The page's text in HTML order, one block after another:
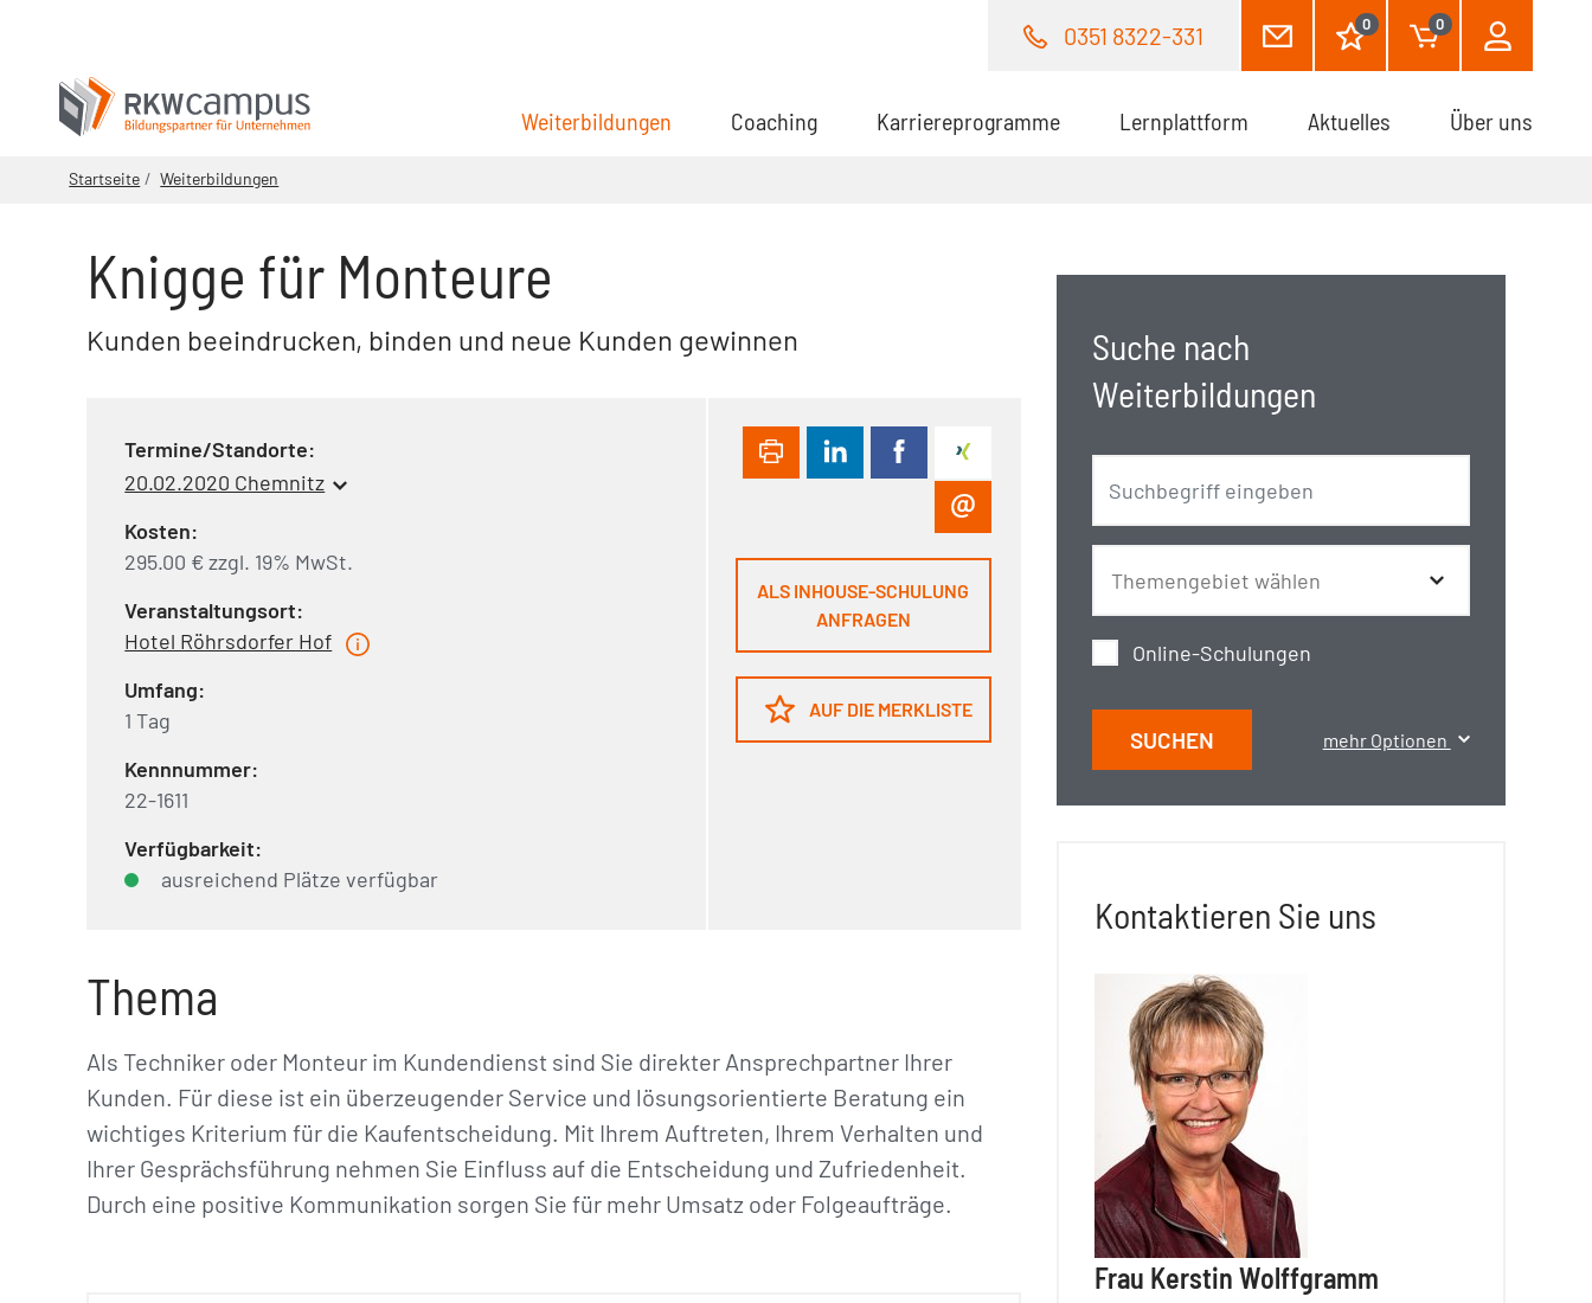
0351 8322-331 0 0
Weiterbildungen (aktuell)Coaching Karriereprogramme Lernplattform Aktuelles Über uns
Startseite Weiterbildungen
Knigge für Monteure
Kunden beeindrucken, binden und neue Kunden gewinnen
Termine/Standorte:
20.02.2020 Chemnitz
Kosten:
295.00 € zzgl. 19% MwSt.
Veranstaltungsort:
Hotel Röhrsdorfer Hof
Umfang:
1 Tag
Kennnummer:
22-1611
Verfügbarkeit:
ausreichend Plätze verfügbar
ALS INHOUSE-SCHULUNG
ANFRAGEN
AUF DIE MERKLISTE
Thema
Als Techniker oder Monteur im Kundendienst sind Sie direkter Ansprechpartner Ihrer
Kunden. Für diese ist ein überzeugender Service und lösungsorientierte Beratung ein
wichtiges Kriterium für die Kaufentscheidung. Mit Ihrem Auftreten, Ihrem Verhalten und
Ihrer Gesprächsführung nehmen Sie Einfluss auf die Entscheidung und Zufriedenheit.
Durch eine positive Kommunikation sorgen Sie für mehr Umsatz oder Folgeaufträge.
Suche nach
Weiterbildungen
Online-Schulungen
SUCHEN mehr Optionen
Kontaktieren Sie uns
Frau Kerstin Wolffgramm